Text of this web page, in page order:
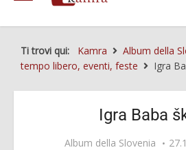
Ti trovi qui: Kamra Album della
tempo libero, eventi, feste
Igra
Igra Baba
Album della Slovenia